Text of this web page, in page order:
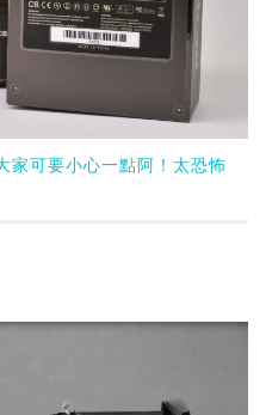
家可要小心一點阿！太恐怖